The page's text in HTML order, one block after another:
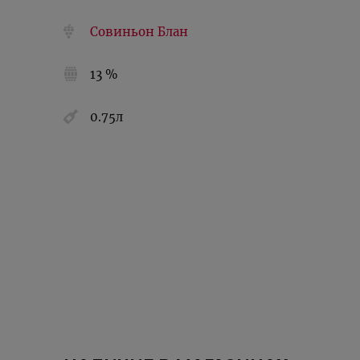
Совиньон Блан
13 %
0.75л